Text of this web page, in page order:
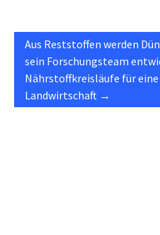
Aus Reststoffen werden
sein Forschungsteam
Nährstoffkreisläufe für
Landwirtschaft